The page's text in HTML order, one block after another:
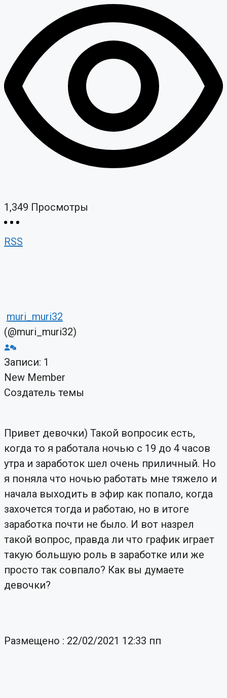
1,349 Просмотры
RSS
muri_muri32
(@muri_muri32)
Записи: 1
New Member
Создатель темы
Привет девочки) Такой вопросик есть,
когда то я работала ночью с 19 до 4 часов
утра и заработок шел очень приличный. Но
я поняла что ночью работать мне тяжело и
начала выходить в эфир как попало, когда
захочется тогда и работаю, но в итоге
заработка почти не было. И вот назрел
такой вопрос, правда ли что график играет
такую большую роль в заработке или же
просто так совпало? Как вы думаете
девочки?
Размещено : 22/02/2021 12:33 пп